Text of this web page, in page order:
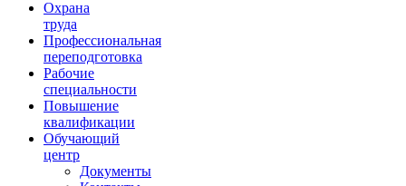
Ориентир охраны труда
Охрана
труда
Профессиональная
переподготовка
Рабочие
специальности
Повышение
квалификации
Обучающий
центр
Документы